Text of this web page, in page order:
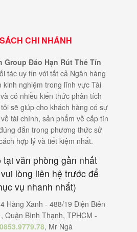
CHI NHÁNH
Group Đáo Hạn Rút Thẻ Tín
tác uy tín với tất cả Ngân hàng
kinh nghiệm trong lĩnh vực Tài
có nhiều kiến thức phân tích
sẽ giúp cho khách hàng có sự
tài chính, sản phẩm về cấp tín
đắn trong phương thức sử
hợp lý và tiết kiệm nhất.
văn phòng gần nhất
lòng liên hệ trước để
vụ nhanh nhất)
Hàng Xanh - 488/19 Điện Biên
Quận Bình Thạnh, TPHCM -
0853.9779.78, Mr Ngà